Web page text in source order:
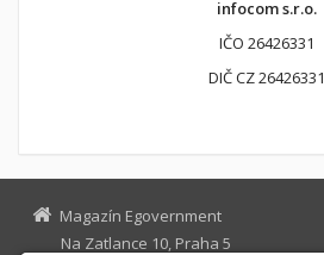
infocom s.r.o.
IČO 26426331
DIČ CZ 26426331
Magazín Egovernment
Na Zatlance 10, Praha 5